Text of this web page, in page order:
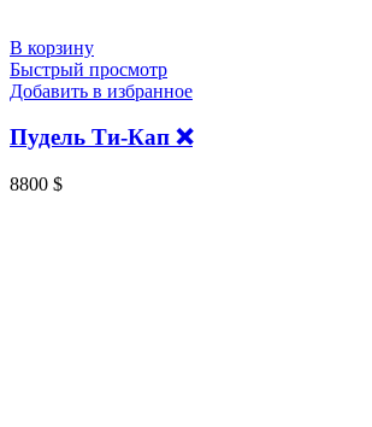
В корзину
Быстрый просмотр
Добавить в избранное
Пудель Ти-Кап ❌
8800 $